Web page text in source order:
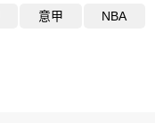
意甲 NBA